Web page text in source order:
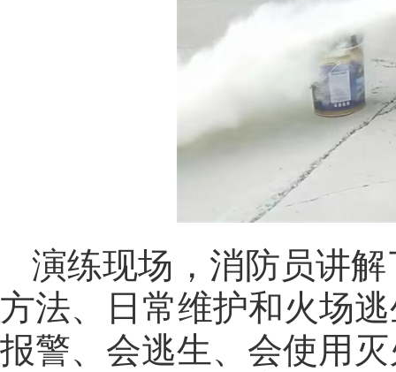
演练现场，消防员讲
方法、日常维护和火场
报警、会逃生、会使用